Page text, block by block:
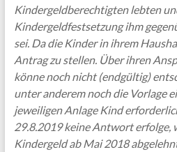
Kindergeldberechtigten lebten
Kindergeldfestsetzung ihm
sei. Da die Kinder in ihrem
Antrag zu stellen. Über ihren
könne noch nicht (endgültig)
unter anderem noch die Vorlage
jeweiligen Anlage Kind
29.8.2019 keine Antwort erfolge,
Kindergeld ab Mai 2018